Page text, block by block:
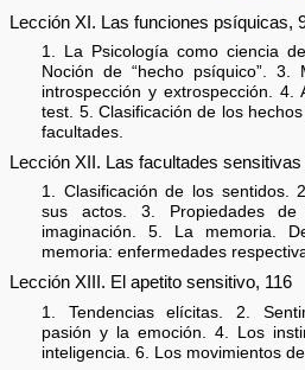
Lección XI. Las funciones psíquicas,
1. La Psicología como ciencia
Noción de “hecho psíquico”. 3.
introspección y extrospección. 4.
test. 5. Clasificación de los
facultades.
Lección XII. Las facultades
1. Clasificación de los sentidos.
sus actos. 3. Propiedades
imaginación. 5. La memoria.
memoria: enfermedades
Lección XIII. El apetito sensitivo, 116
1. Tendencias elícitas. 2.
pasión y la emoción. 4. Los
inteligencia. 6. Los movimientos